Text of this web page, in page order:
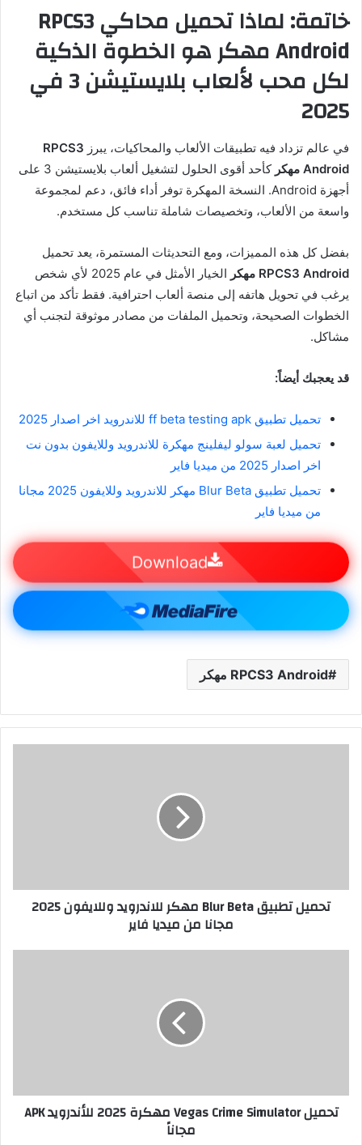
خاتمة: لماذا تحميل محاكي RPCS3
Android مهكر هو الخطوة الذكية
لكل محب لألعاب بلايستيشن 3 في
2025
في عالم تزداد فيه تطبيقات الألعاب والمحاكيات، يبرز RPCS3
Android مهكر
كأحد أقوى الحلول لتشغيل ألعاب بلايستيشن 3 على
أجهزة Android. النسخة المهكرة توفر أداء فائق، دعم لمجموعة
واسعة من الألعاب، وتخصيصات شاملة تناسب كل مستخدم.
بفضل كل هذه المميزات، ومع التحديثات المستمرة، يعد تحميل
RPCS3 Android مهكر
الخيار الأمثل في عام 2025 لأي شخص
يرغب في تحويل هاتفه إلى منصة ألعاب احترافية. فقط تأكد من اتباع
الخطوات الصحيحة، وتحميل الملفات من مصادر موثوقة لتجنب أي
مشاكل.
قد يعجبك أيضاً:
تحميل تطبيق ff beta testing apk للاندرويد اخر اصدار 2025
تحميل لعبة سولو ليفلينج مهكرة للاندرويد وللايفون بدون نت
اخر اصدار 2025 من ميديا فاير
تحميل تطبيق Blur Beta مهكر للاندرويد وللايفون 2025 مجانا
من ميديا فاير
Download
RPCS3 Android مهكر
تحميل تطبيق Blur Beta مهكر للاندرويد وللايفون 2025
مجانا من ميديا فاير
تحميل Vegas Crime Simulator مهكرة 2025 للأندرويد APK
مجاناً